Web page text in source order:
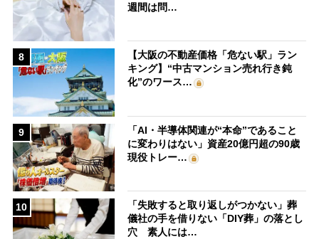
週間は問…
8
【大阪の不動産価格「危ない駅」ラン
キング】“中古マンション売れ行き鈍
化”のワース…
9
「AI・半導体関連が“本命”であること
に変わりはない」資産20億円超の90歳
現役トレー…
10
「失敗すると取り返しがつかない」葬
儀社の手を借りない「DIY葬」の落とし
穴 素人には…